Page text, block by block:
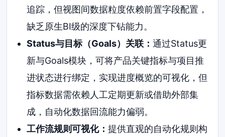
追踪，但视图间数据粒度依赖前置字段配置，
缺乏原生BI级的深度下钻能力。
Status与目标（Goals）关联： 通过Status更
新与Goals模块，可将产品关键指标与项目推
进状态进行绑定，实现进度概览的可视化，但
指标数据需依赖人工定期更新或借助外部集
成，自动化数据回流能力偏弱。
工作流规则可视化： 提供直观的自动化规则构